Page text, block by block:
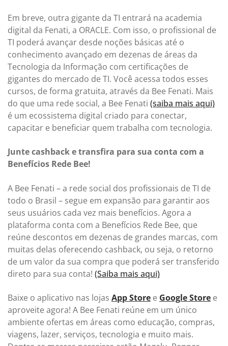
Em breve, outra gigante da TI entrará na academia
digital da Fenati, a ORACLE. Com isso, o profissional de
TI poderá avançar desde noções básicas até o
conhecimento avançado em dezenas de áreas da
Tecnologia da Informação com certificações de
gigantes do mercado de TI. Você acessa todos esses
cursos, de forma gratuita, através da Bee Fenati. Mais
do que uma rede social, a Bee Fenati (saiba mais aqui)
é um ecossistema digital criado para conectar,
capacitar e beneficiar quem trabalha com tecnologia.
Junte cashback e transfira para sua conta com a
Benefícios Rede Bee!
A Bee Fenati – a rede social dos profissionais de TI de
todo o Brasil – segue em expansão para garantir aos
seus usuários cada vez mais benefícios. Agora a
plataforma conta com a Benefícios Rede Bee, que
reúne descontos em dezenas de grandes marcas, com
muitas delas oferecendo cashback, ou seja, o retorno
de um valor da sua compra que poderá ser transferido
direto para sua conta! (Saiba mais aqui)
Baixe o aplicativo nas lojas App Store e Google Store e
aproveite agora! A Bee Fenati reúne em um único
ambiente ofertas em áreas como educação, compras,
viagens, lazer, serviços, tecnologia e muito mais.